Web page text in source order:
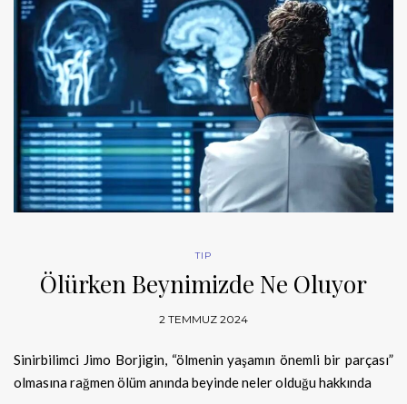
TIP
Ölürken Beynimizde Ne Oluyor
2 TEMMUZ 2024
Sinirbilimci Jimo Borjigin, “ölmenin yaşamın önemli bir parçası”
olmasına rağmen ölüm anında beyinde neler olduğu hakkında